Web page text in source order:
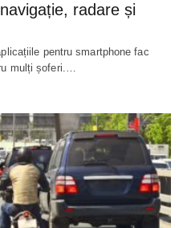
radare și
pentru smartphone fac
mulți șoferi.…